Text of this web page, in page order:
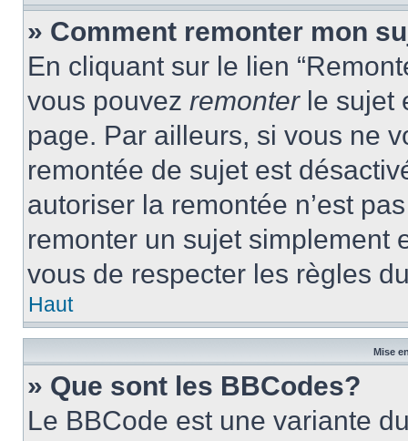
» Comment remonter mon
En cliquant sur le lien
vous pouvez remonterle sujet
page. Par ailleurs, si vous ne
remontée de sujet est
autoriser la remontée n’est
remonter un sujet simplement
vous de respecter les règles
Haut
Mise
» Que sont les BBCodes?
Le BBCode est une variante